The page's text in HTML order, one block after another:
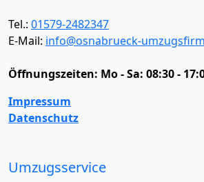
Tel.: 01579-2482347
E-Mail: info@osnabrueck-
Öffnungszeiten: Mo - Sa: 08:30 -
Impressum
Datenschutz
Umzugsservice